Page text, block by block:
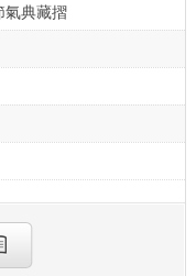
氣典藏摺